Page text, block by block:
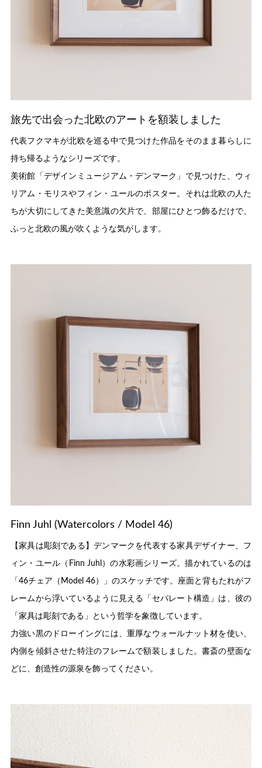
旅先で出会った北欧のアートを額装しました
代表フクマキが北欧を巡る中で見つけた作品をそのまま暮らしに
持ち帰るようなシリーズです。
美術館「デザインミュージアム・デンマーク」で見つけた、ウィ
リアム・モリスやフィン・ユールのポスター。それは北欧の人た
ちが大切にしてきた美意識の欠片で、部屋にひとつ飾るだけで、
ふっと北欧の風が吹くような気がします。
Finn Juhl (Watercolors / Model 46)
【家具は彫刻である】デンマークを代表する家具デザイナー、フ
ィン・ユール（Finn Juhl）の水彩画シリーズ。描かれているのは
「46チェア（Model 46）」のスケッチです。座面と背もたれがフ
レームから浮いているように見える「セパレート構造」は、彼の
「家具は彫刻である」という哲学を象徴しています。
力強い黒のドローイングには、重厚なウォールナット材を使い、
内側を傾斜させた特注のフレームで額装しました。書斎の壁面な
どに、創造性の源泉を飾ってください。